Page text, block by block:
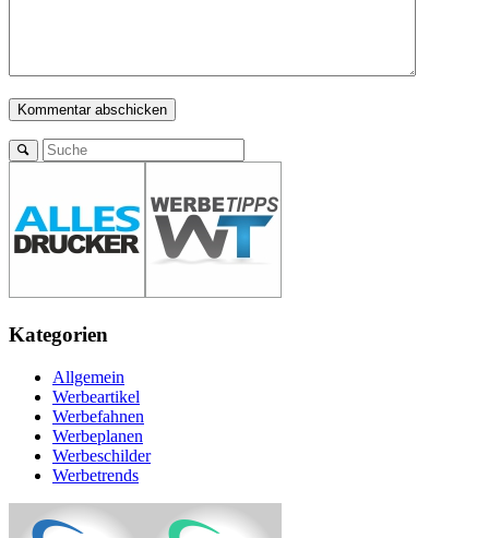
Kategorien
Allgemein
Werbeartikel
Werbefahnen
Werbeplanen
Werbeschilder
Werbetrends